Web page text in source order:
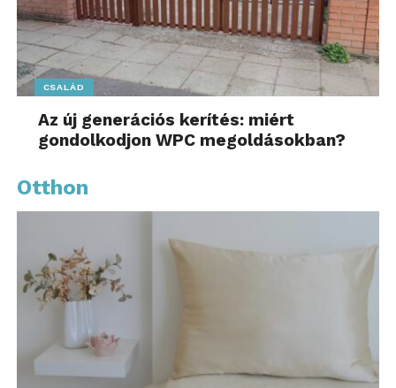
CSALÁD
Az új generációs kerítés: miért
gondolkodjon WPC megoldásokban?
Otthon